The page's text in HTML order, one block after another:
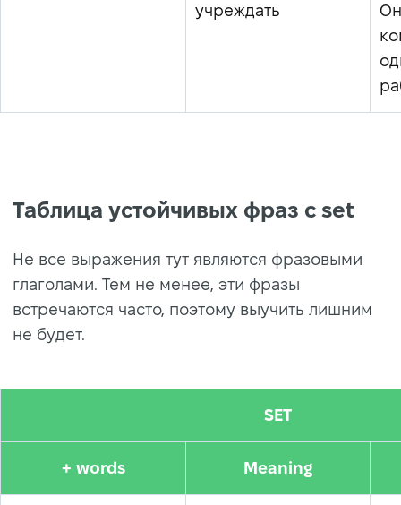
учреждать
Таблица устойчивых фраз с set
Не все выражения тут являются фразовыми
глаголами. Тем не менее, эти фразы
встречаются часто, поэтому выучить лишним
не будет.
SET
+ words Meaning